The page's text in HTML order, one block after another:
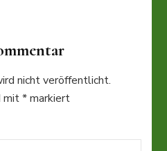
nicht veröffentlicht.
mit*markiert